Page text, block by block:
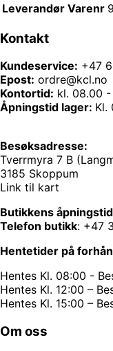
Leverandør Varenr
Kontakt
Kundeservice: +47
Epost: ordre@kcl.no
Kontortid: kl. 08.00 -
Åpningstid lager: Kl.
Besøksadresse:
Tverrmyra 7 B
3185 Skoppum
Link til kart
Butikkens
Telefon butikk: +47
Hentetider på
Hentes Kl. 08:00 -
Hentes Kl. 12:00 –
Hentes Kl. 15:00 –
Om oss